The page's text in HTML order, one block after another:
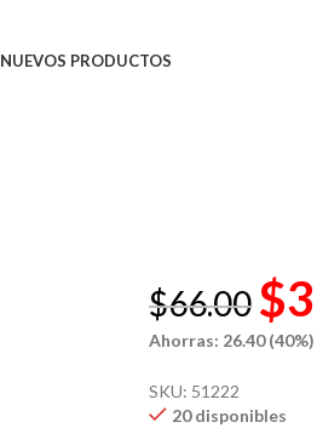
NUEVOS PRODUCTOS
$66.00 $
Ahorras: 26.40 (40%)
SKU: 51222
20 disponibles